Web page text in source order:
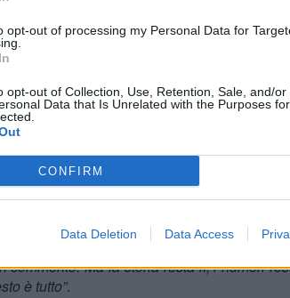
opt-out of processing my Personal Data for
opt-out of Collection, Use, Retention, Sale, and/or
Data that Is Unrelated with the Purposes
CONFIRM
Data Deletion Data Access
che solo lui può analizzare. Credo che lo
meno, non lo so”
il licenziamento diAmorimpossa gettare
perché dovrebbe esserci più
così”
non si cancella”
chirurgica, Mourinho ha ricordato i suoi
commento. Ma la storia resta lì, i numeri
è tutto”.